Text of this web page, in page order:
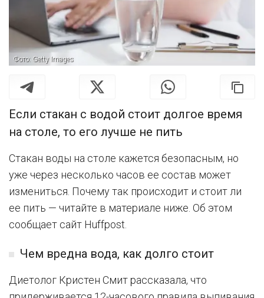
Фото: Getty Images
Если стакан с водой стоит долгое время
на столе, то его лучше не пить
Стакан воды на столе кажется безопасным, но
уже через несколько часов ее состав может
измениться. Почему так происходит и стоит ли
ее пить — читайте в материале ниже. Об этом
сообщает сайт Huffpost.
Чем вредна вода, как долго стоит
Диетолог Кристен Смит рассказала, что